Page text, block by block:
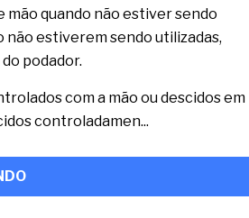
mão quando não estiver sendo
não estiverem sendo utilizadas,
podador.
com a mão ou descidos em
controladamen...